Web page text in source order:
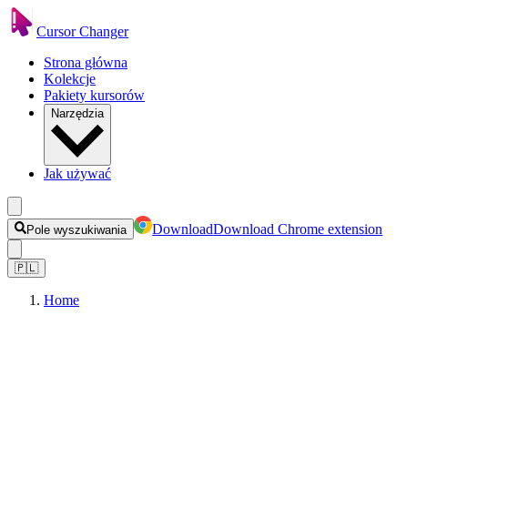
Cursor Changer
Strona główna
Kolekcje
Pakiety kursorów
Narzędzia
Jak używać
Pole wyszukiwania DownloadDownload Chrome extension
🇵🇱
Home